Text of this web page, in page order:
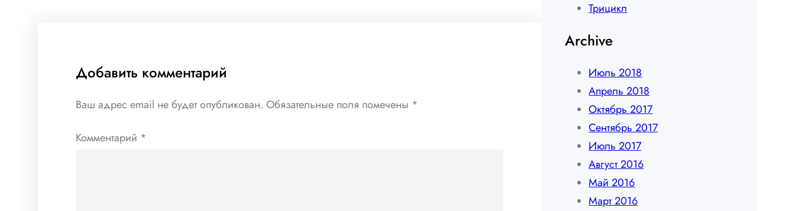
Добавить комментарий
Ваш адрес email не будет опубликован. Обязательные поля помечены *
Комментарий *
Трицикл
Archive
Июль 2018
Апрель 2018
Октябрь 2017
Сентябрь 2017
Июль 2017
Август 2016
Май 2016
Март 2016